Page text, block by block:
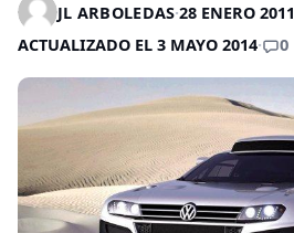
JL ARBOLEDAS·28 ENERO 2011
ACTUALIZADO EL 3 MAYO 2014· 0